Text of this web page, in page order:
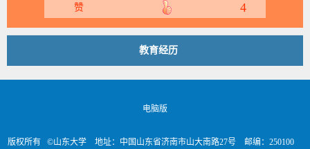
赞 4
教育经历
电脑版
版权所有 ©山东大学 地址：中国山东省济南市山大南路27号 邮编：250100